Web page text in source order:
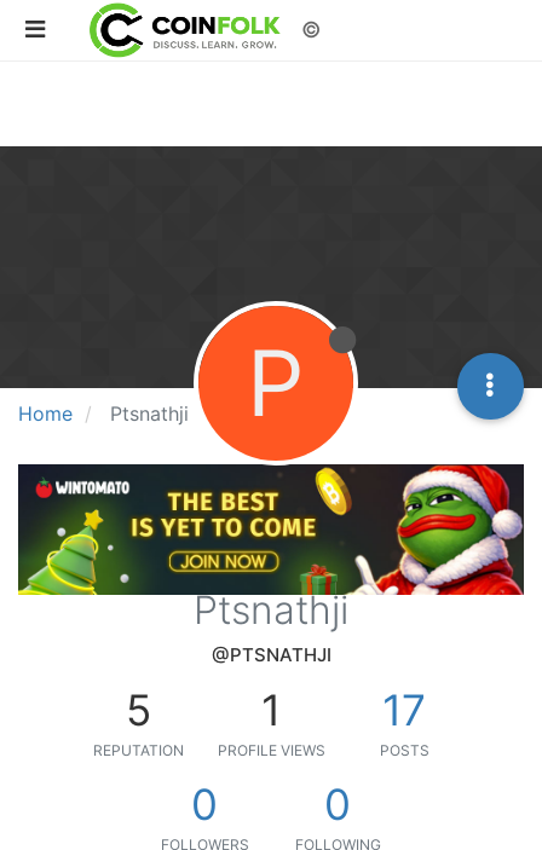
©
Home Ptsnathji P
Ptsnathji
@PTSNATHJI
5
REPUTATION
1
PROFILE VIEWS
17
POSTS
0
FOLLOWERS
0
FOLLOWING